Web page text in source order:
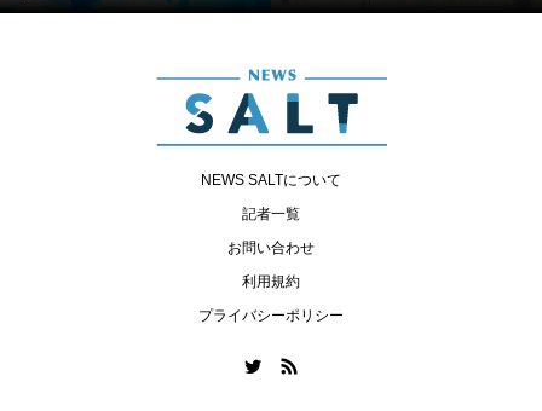
NEWS SALTについて
記者一覧
お問い合わせ
利用規約
プライバシーポリシー